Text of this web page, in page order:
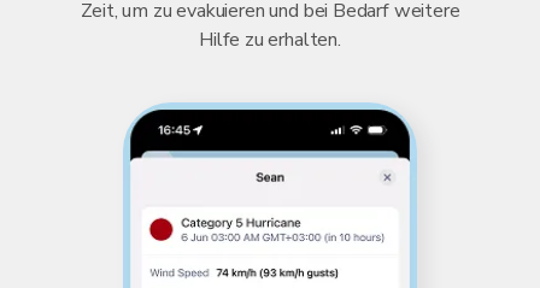
Zeit, um zu evakuieren und bei Bedarf weitere
Hilfe zu erhalten.